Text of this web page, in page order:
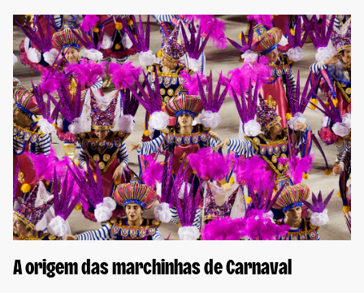
A origem das marchinhas de Carnaval